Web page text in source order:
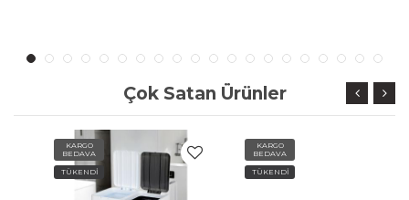
Çok Satan Ürünler
KARGO
BEDAVA
TÜKENDİ
KARGO
BEDAVA
TÜKENDİ